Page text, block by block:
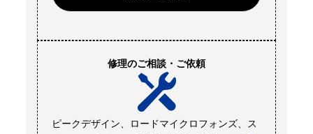
修理のご相談・ご依頼
ピークデザイン、ロードマイクロフォンズ、ス